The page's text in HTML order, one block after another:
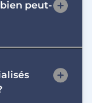
si des
peut-
aider à fixer
les
évitant de